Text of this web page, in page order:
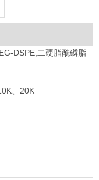
DSPE,二硬脂酰磷脂
、20K